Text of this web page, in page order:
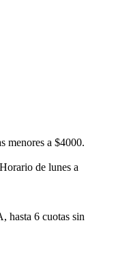
menores a $4000.
de lunes a
hasta 6 cuotas sin